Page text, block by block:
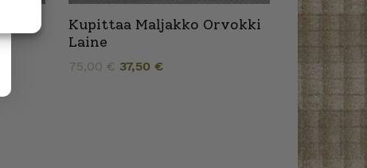
Kupittaa Maljakko Orvokki
Laine
75,00 €
Alkuperäinen
37,50 €Nykyinen